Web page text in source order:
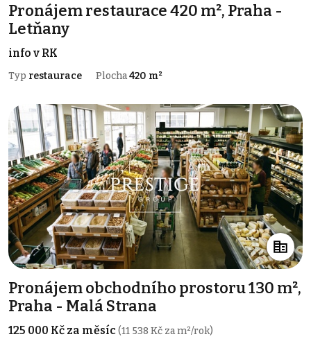
Pronájem restaurace 420 m², Praha -
Letňany
info v RK
Typ restaurace Plocha420 m²
Pronájem obchodního prostoru 130 m²,
Praha - Malá Strana
125 000 Kč za měsíc(11 538 Kč za m²/rok)